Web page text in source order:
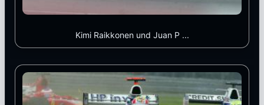
Kimi Raikkonen und Juan P ...